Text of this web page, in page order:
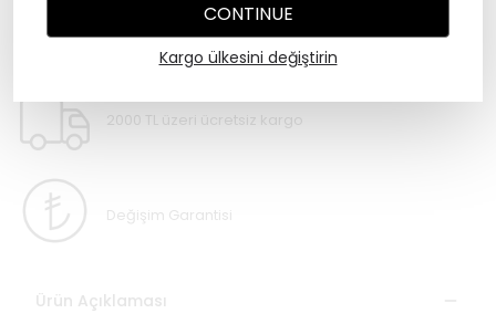
CONTINUE
Kargo ülkesini değiştirin
WHATSAPP
2000 TL üzeri ücretsiz kargo
Değişim Garantisi
Ürün Açıklaması